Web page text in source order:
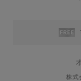
株式